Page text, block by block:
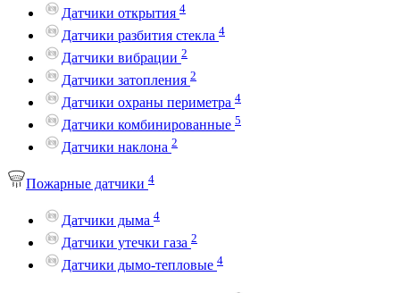
Датчики открытия 4
Датчики разбития стекла 4
Датчики вибрации 2
Датчики затопления 2
Датчики охраны периметра 4
Датчики комбинированные 5
Датчики наклона 2
Пожарные датчики 4
Датчики дыма 4
Датчики утечки газа 2
Датчики дымо-тепловые 4